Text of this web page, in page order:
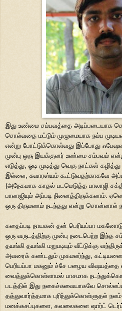
இது உண்மை சம்பவத்தை அடிப்படையாக
சொல்வதை மட்டும் முழுமையாக நம்ப
என்று போட்டுக்கொள்வது இப்போது
முன்பு ஒரு இயக்குனர் உண்மை சம்பவம்
எடுத்து, ஓடி முடித்து வெகு நாட்கள்
இல்லை, சுவாரஸ்யம் கூட்டுவதற்காகவே
(அநேகமாக காதல் படமெடுத்த பாலாஜி
பாலாஜியும் அப்படி நினைத்திருக்கலாம்.
ஒரு திருமணம் நடந்தது என்று சொன்னால்
கதைப்படி நாயகன் தன் பெரியப்பா
ஒரு வருடத்திற்கு முன்பு நடைபெற்ற இந்த
தயங்கி தயங்கி மறுபடியும் வீட்டுக்கு
அவரைக் கண்டதும் முகமலர்ந்து,
பெரியப்பா மகனும் ச்சே பழைய விஷயத்தை
வைத்துக்கொள்ளாமல் பாசமாக
படத்தில் இது நகைச்சுவையாகவே
தத்துவார்த்தமாக புரிந்துக்கொள்ளுதல்
மனக்கசப்புகளை, கவலைகளை ஷார்ட் டெர்ம்